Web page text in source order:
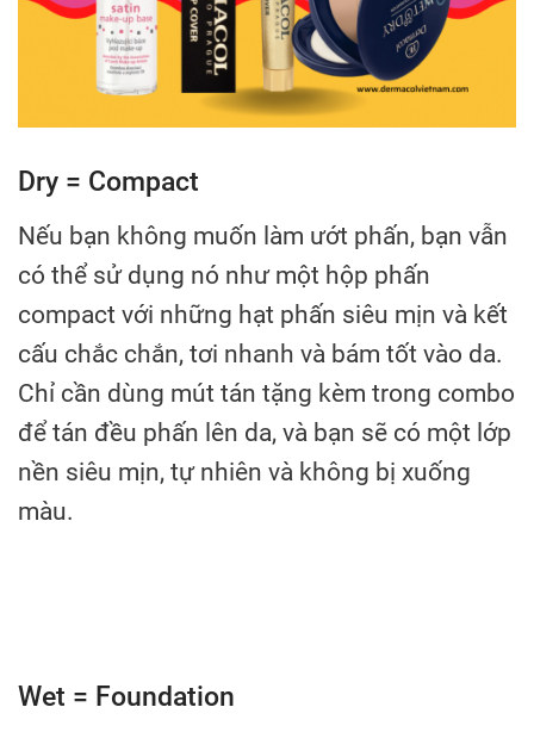
Dry = Compact
Nếu bạn không muốn làm ướt phấn, bạn vẫn
có thể sử dụng nó như một hộp phấn
compact với những hạt phấn siêu mịn và kết
cấu chắc chắn, tơi nhanh và bám tốt vào da.
Chỉ cần dùng mút tán tặng kèm trong combo
để tán đều phấn lên da, và bạn sẽ có một lớp
nền siêu mịn, tự nhiên và không bị xuống
màu.
Wet = Foundation